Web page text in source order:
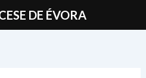
DE ÉVORA